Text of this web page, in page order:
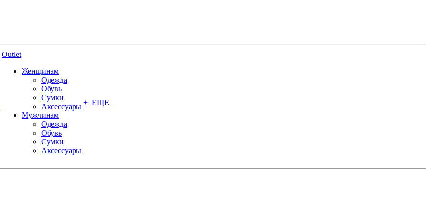
Outlet
Женщинам
Одежда
Обувь
Сумки
Аксессуары
Мужчинам
Одежда
Обувь
Сумки
Аксессуары
+ ЕЩЕ